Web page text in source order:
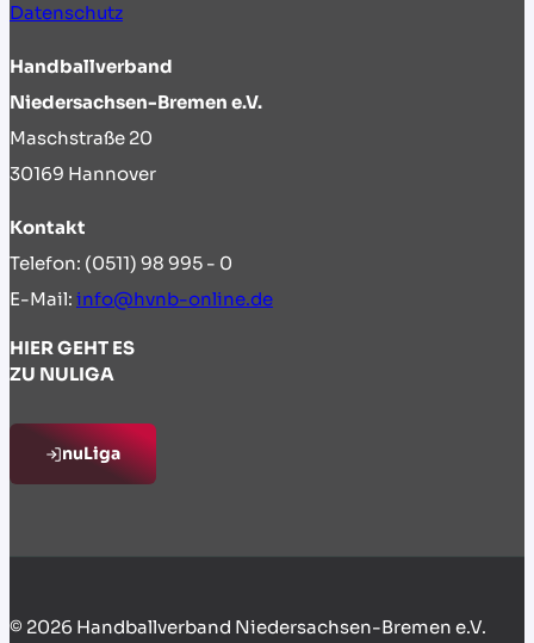
Datenschutz
Handballverband
Niedersachsen-Bremen e.V.
Maschstraße 20
30169 Hannover
Kontakt
Telefon: (0511) 98 995 - 0
E-Mail: info@hvnb-online.de
HIER GEHT ES
ZU NULIGA
nuLiga
© 2026 Handballverband Niedersachsen-Bremen e.V.